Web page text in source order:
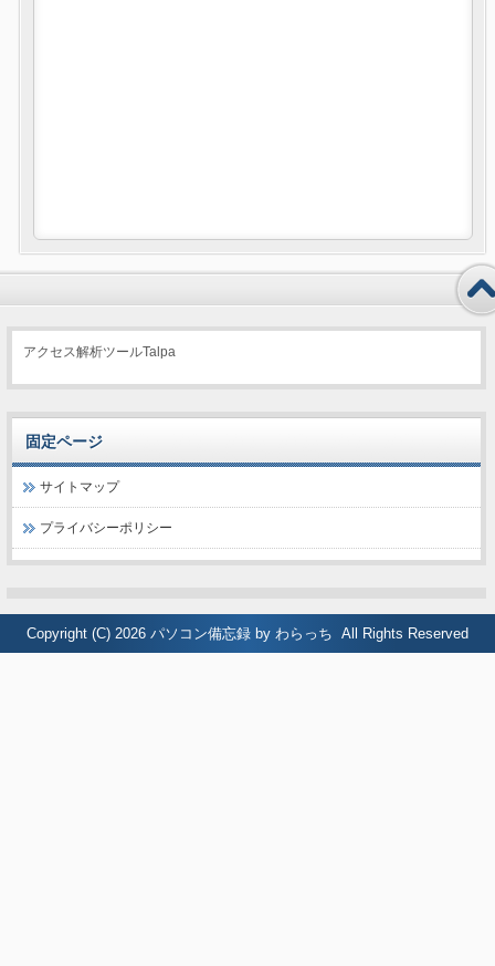
アクセス解析ツールTalpa
固定ページ
サイトマップ
プライバシーポリシー
Copyright (C) 2026 パソコン備忘録 by わらっち All Rights Reserved